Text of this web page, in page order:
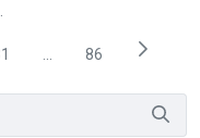
Usar ABA para navegar.
PáginaPáginasPágina
86